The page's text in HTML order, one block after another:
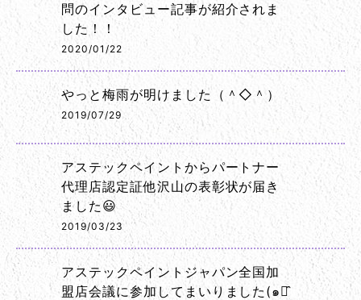
問のインタビュー記事が紹介されま
した！！
2020/01/22
やっと梅雨が明けました（＾◇＾）
2019/07/29
アステックペイントからパートナー
代理店認定証他沢山の表彰状が届き
ました😃
2019/03/23
アステックペイントジャパン全国加
盟店会議に参加してまいりました(๑･̑